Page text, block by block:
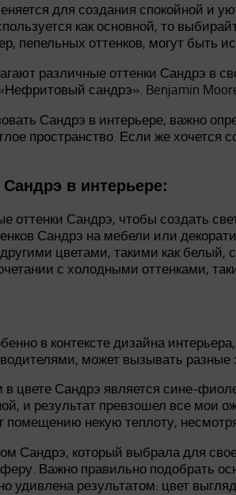
для создания спокойной и
как основной, то
пепельных оттенков, могут быть
различные оттенки Сандрэ в
сандрэ». Benjamin
Сандрэ в интерьере, важно
пространство. Если же
в интерьере:
оттенки Сандрэ, чтобы создать
Сандрэ на мебели или
цветами, такими как
с холодными оттенками,
в контексте дизайна
может вызывать разные
цвете Сандрэ является сине-
и результат превзошел все мои
помещению некую теплоту,
Сандрэ, который выбрала для
Важно правильно подобрать
удивлена результатом: цвет